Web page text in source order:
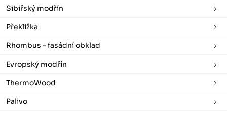
Sibiřský modřín
Překližka
Rhombus - fasádní obklad
Evropský modřín
ThermoWood
Palivo